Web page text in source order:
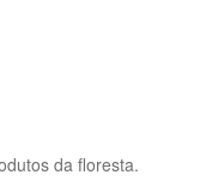
da floresta.